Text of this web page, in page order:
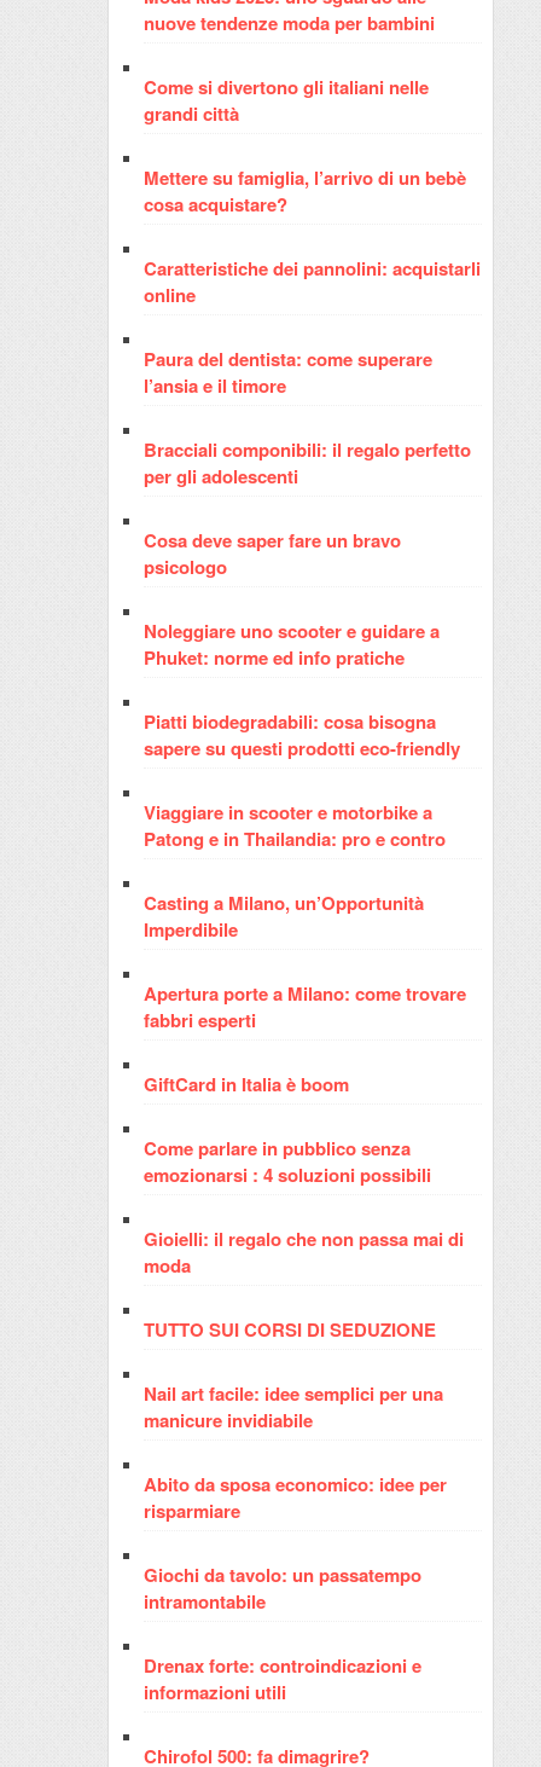
nuove tendenze moda per bambini
Come si divertono gli italiani nelle
grandi città
Mettere su famiglia, l’arrivo di un bebè
cosa acquistare?
Caratteristiche dei pannolini: acquistarli
online
Paura del dentista: come superare
l’ansia e il timore
Bracciali componibili: il regalo perfetto
per gli adolescenti
Cosa deve saper fare un bravo
psicologo
Noleggiare uno scooter e guidare a
Phuket: norme ed info pratiche
Piatti biodegradabili: cosa bisogna
sapere su questi prodotti eco-friendly
Viaggiare in scooter e motorbike a
Patong e in Thailandia: pro e contro
Casting a Milano, un’Opportunità
Imperdibile
Apertura porte a Milano: come trovare
fabbri esperti
GiftCard in Italia è boom
Come parlare in pubblico senza
emozionarsi : 4 soluzioni possibili
Gioielli: il regalo che non passa mai di
moda
TUTTO SUI CORSI DI SEDUZIONE
Nail art facile: idee semplici per una
manicure invidiabile
Abito da sposa economico: idee per
risparmiare
Giochi da tavolo: un passatempo
intramontabile
Drenax forte: controindicazioni e
informazioni utili
Chirofol 500: fa dimagrire?